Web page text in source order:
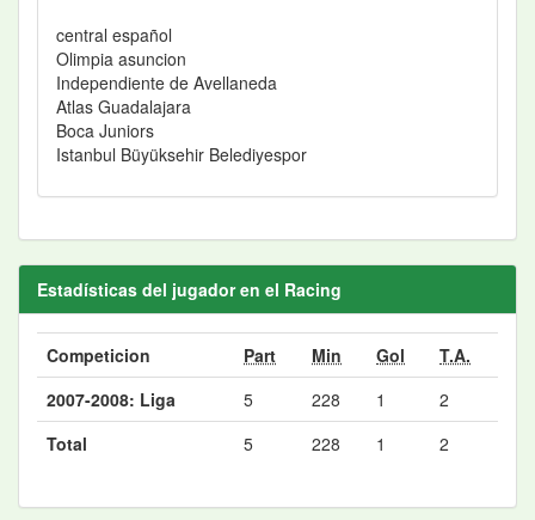
central español
Olimpia asuncion
Independiente de Avellaneda
Atlas Guadalajara
Boca Juniors
Istanbul Büyüksehir Belediyespor
Estadísticas del jugador en el Racing
Competicion Part Min Gol
T.A.
2007-2008: Liga
5 228 1
2
Total
5 228 1 2